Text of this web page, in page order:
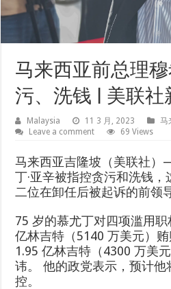
马来西亚前总理
污、洗钱 | 美联社
Malaysia 11 3 月, 2023
马
Leave a comment
69 Views
马来西亚吉隆坡（美联社
丁·亚辛被指控贪污和洗钱
二位在卸任后被起诉的前领
75 岁的慕尤丁对四项滥用
亿林吉特（5140 万美元）
1.95 亿林吉特（4300 万美
讳。 他的政党表示，预计他
控。